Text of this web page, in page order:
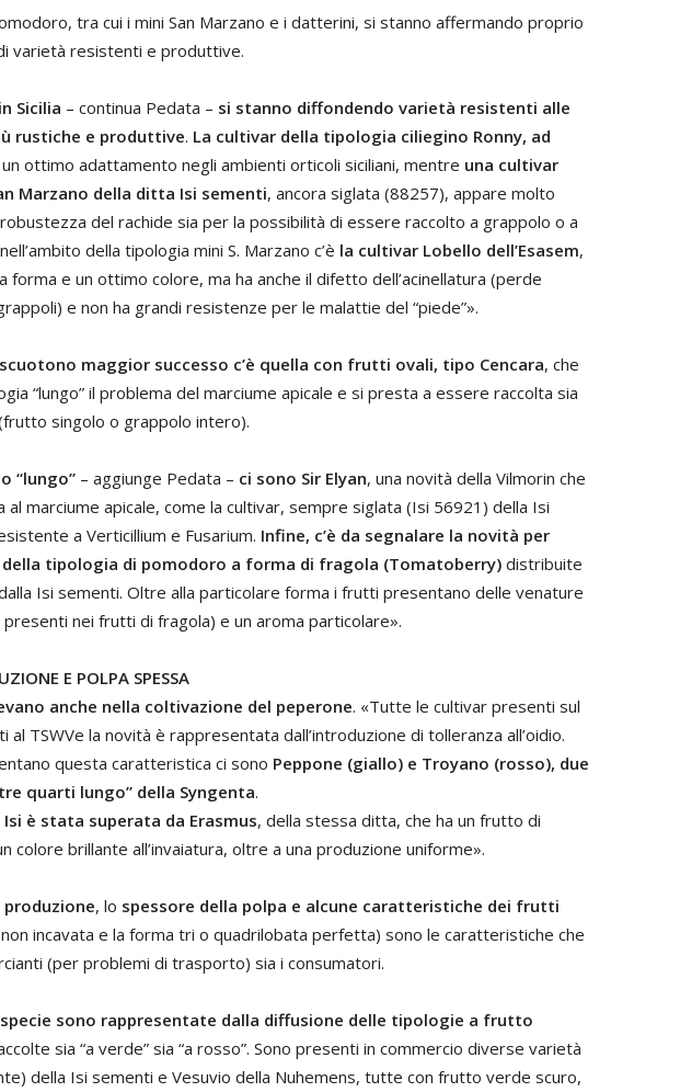
tra cui i mini San Marzano e i datterini, si stanno affermando proprio
varietà resistenti e produttive.
Sicilia – continua Pedata – si stanno diffondendo varietà resistenti alle
rustiche e produttive. La cultivar della tipologia ciliegino Ronny, ad
ottimo adattamento negli ambienti orticoli siciliani, mentre una cultivar
Marzano della ditta Isi sementi, ancora siglata (88257), appare molto
del rachide sia per la possibilità di essere raccolto a grappolo o a
della tipologia mini S. Marzano c’è la cultivar Lobello dell’Esasem,
forma e un ottimo colore, ma ha anche il difetto dell’acinellatura (perde
e non ha grandi resistenze per le malattie del “piede”».
maggior successo c’è quella con frutti ovali, tipo Cencara, che
“lungo” il problema del marciume apicale e si presta a essere raccolta sia
(frutto singolo o grappolo intero).
“lungo” – aggiunge Pedata – ci sono Sir Elyan, una novità della Vilmorin che
marciume apicale, come la cultivar, sempre siglata (Isi 56921) della Isi
a Verticillium e Fusarium. Infine, c’è da segnalare la novità per
tipologia di pomodoro a forma di fragola (Tomatoberry) distribuite
Isi sementi. Oltre alla particolare forma i frutti presentano delle venature
presenti nei frutti di fragola) e un aroma particolare».
E POLPA SPESSA
anche nella coltivazione del peperone. «Tutte le cultivar presenti sul
TSWVe la novità è rappresentata dall’introduzione di tolleranza all’oidio.
questa caratteristica ci sono Peppone (giallo) e Troyano (rosso), due
quarti lungo” della Syngenta.
è stata superata da Erasmus, della stessa ditta, che ha un frutto di
colore brillante all’invaiatura, oltre a una produzione uniforme».
, lo spessore della polpa e alcune caratteristiche dei frutti
non incavata e la forma tri o quadrilobata perfetta) sono le caratteristiche che
(per problemi di trasporto) sia i consumatori.
sono rappresentate dalla diffusione delle tipologie a frutto
sia “a verde” sia “a rosso”. Sono presenti in commercio diverse varietà
della Isi sementi e Vesuvio della Nuhemens, tutte con frutto verde scuro,